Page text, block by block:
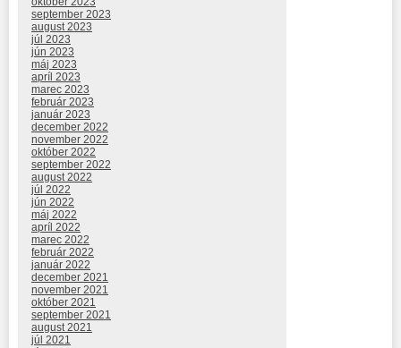
september 2023
august 2023
júl 2023
jún 2023
máj 2023
apríl 2023
marec 2023
február 2023
január 2023
december 2022
november 2022
október 2022
september 2022
august 2022
júl 2022
jún 2022
máj 2022
apríl 2022
marec 2022
február 2022
január 2022
december 2021
november 2021
október 2021
september 2021
august 2021
júl 2021